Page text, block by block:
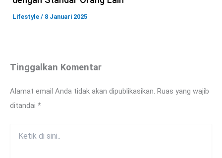
Lifestyle / 8 Januari 2025
Tinggalkan Komentar
Alamat email Anda tidak akan dipublikasikan. Ruas yang wajib
ditandai *